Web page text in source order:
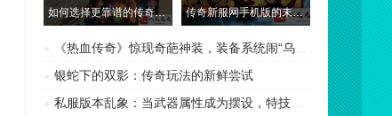
如何选择更靠谱的传奇发布网站 传奇新服网手机版的未来展望
《热血传奇》惊现奇葩神装，装备系统闹“乌龙”？
银蛇下的双影：传奇玩法的新鲜尝试
私服版本乱象：当武器属性成为摆设，特技才是传奇的